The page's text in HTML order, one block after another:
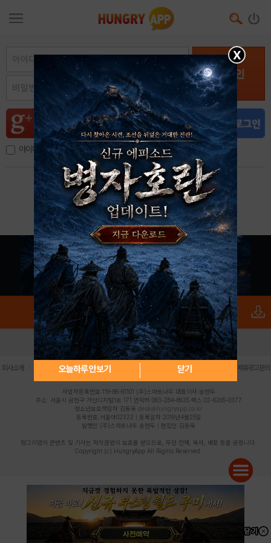
로그인
아이디, 이메일 저장
아이디 / 비밀번호 찾기 회원가입
X
오늘하루 안보기 닫기
로그인 PC버전 전체앱
회사소개 | 개인정보 처리방침 불법촬영물 신고센터 제휴광고문의
사업자등록번호:119-86-61101 (주)스마트나우 대표이사:송현두
주소: 서울시 금천구 가산디지털1로 171 연락처:063-284-8635 팩스:02-6265-0377
청소년보호책임자:김동욱 desk@hungryapp.co.kr
등록번호:서울아02322 | 등록일자:2016년4월25일
발행인:(주)스마트나우 송현두 | 편집인:김동욱
헝그리앱의 콘텐츠 및 기사는 저작권법의 보호를 받으므로, 무단 전재, 복사, 배포 등을 금합니다.
Copyright (c) HungryApp All Rights Reserved.